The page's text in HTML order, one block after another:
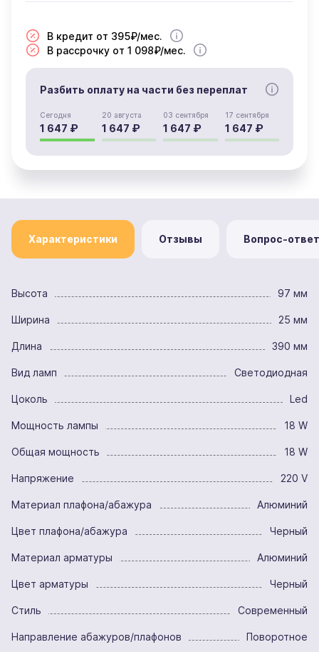
В кредит от 395₽/мес.
В рассрочку от 1 098₽/мес.
Разбить оплату на части без переплат
Сегодня
1 647 ₽
20 августа
1 647 ₽
03 сентября
1 647 ₽
17 сентября
1 647 ₽
Характеристики Отзывы Вопрос-ответ
Высота 97 мм
Ширина 25 мм
Длина 390 мм
Вид ламп Светодиодная
Цоколь Led
Мощность лампы 18 W
Общая мощность 18 W
Напряжение 220 V
Материал плафона/абажура Алюминий
Цвет плафона/абажура Черный
Материал арматуры Алюминий
Цвет арматуры Черный
Стиль Современный
Направление абажуров/плафонов Поворотное